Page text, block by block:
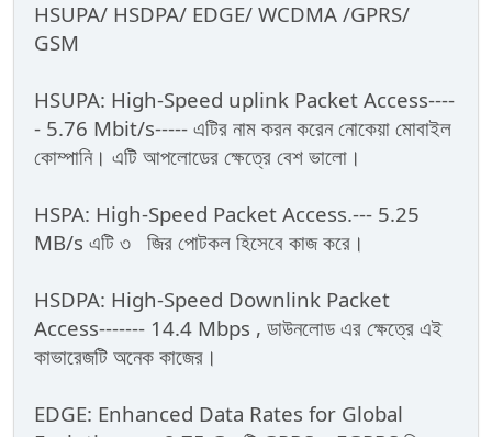
HSUPA/ HSDPA/ EDGE/ WCDMA /GPRS/
GSM
HSUPA: High-Speed uplink Packet Access----
- 5.76 Mbit/s----- এটির নাম করন করেন নোকেয়া মোবাইল
কোম্পানি। এটি আপলোডের ক্ষেত্রে বেশ ভালো।
HSPA: High-Speed Packet Access.--- 5.25
MB/s এটি ৩ জির পোটকল হিসেবে কাজ করে।
HSDPA: High-Speed Downlink Packet
Access------- 14.4 Mbps , ডাউনলোড এর ক্ষেত্রে এই
কাভারেজটি অনেক কাজের।
EDGE: Enhanced Data Rates for Global